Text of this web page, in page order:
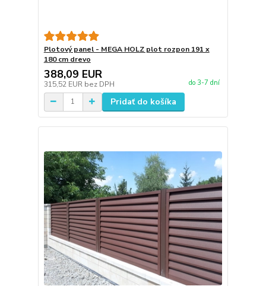
Plotový panel - MEGA HOLZ plot rozpon 191 x
180 cm drevo
388,09 EUR
315,52 EUR bez DPH do 3-7 dní
Pridať do košíka